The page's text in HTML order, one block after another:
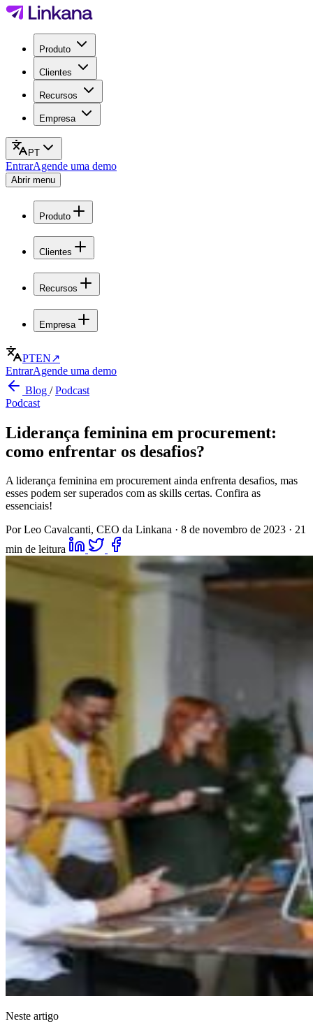
Produto
Clientes
Recursos
Empresa
PT
EntrarAgende uma demo
Abrir menu
Produto
Clientes
Recursos
Empresa
PTEN↗
EntrarAgende uma demo
Blog /Podcast
Podcast
Liderança feminina em procurement:
como enfrentar os desafios?
A liderança feminina em procurement ainda enfrenta desafios, mas
esses podem ser superados com as skills certas. Confira as
essenciais!
Por Leo Cavalcanti, CEO da Linkana · 8 de novembro de 2023 · 21
min de leitura
Neste artigo